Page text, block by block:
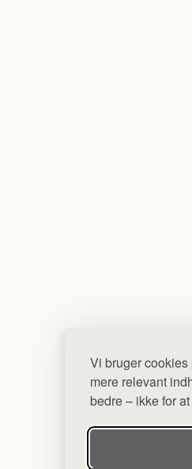
Vi bruger
mere relevant
bedre – ikke for